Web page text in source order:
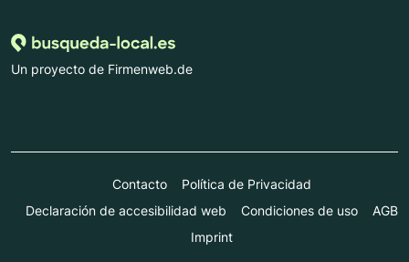
Un proyecto de Firmenweb.de
Contacto
Política de Privacidad
Declaración de accesibilidad web
Condiciones de uso
AGB
Imprint